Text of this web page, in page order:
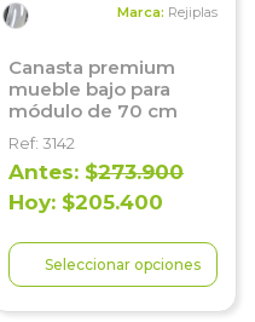
Marca: Rejiplas
Canasta premium
mueble bajo para
módulo de 70 cm
Ref: 3142
Antes: $273.900
Hoy: $205.400
Seleccionar opciones